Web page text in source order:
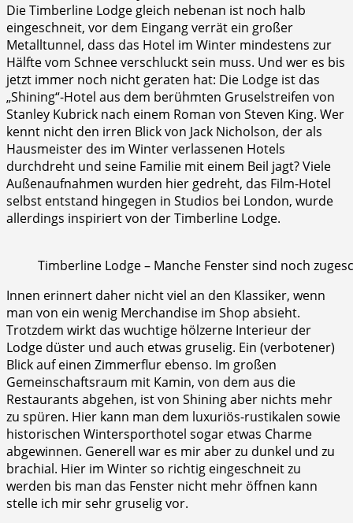
Die Timberline Lodge gleich nebenan ist noch halb
eingeschneit, vor dem Eingang verrät ein großer
Metalltunnel, dass das Hotel im Winter mindestens zur
Hälfte vom Schnee verschluckt sein muss. Und wer es bis
jetzt immer noch nicht geraten hat: Die Lodge ist das
„Shining“-Hotel aus dem berühmten Gruselstreifen von
Stanley Kubrick nach einem Roman von Steven King. Wer
kennt nicht den irren Blick von Jack Nicholson, der als
Hausmeister des im Winter verlassenen Hotels
durchdreht und seine Familie mit einem Beil jagt? Viele
Außenaufnahmen wurden hier gedreht, das Film-Hotel
selbst entstand hingegen in Studios bei London, wurde
allerdings inspiriert von der Timberline Lodge.
Timberline Lodge – Manche Fenster sind noch
Innen erinnert daher nicht viel an den Klassiker, wenn
man von ein wenig Merchandise im Shop absieht.
Trotzdem wirkt das wuchtige hölzerne Interieur der
Lodge düster und auch etwas gruselig. Ein (verbotener)
Blick auf einen Zimmerflur ebenso. Im großen
Gemeinschaftsraum mit Kamin, von dem aus die
Restaurants abgehen, ist von Shining aber nichts mehr
zu spüren. Hier kann man dem luxuriös-rustikalen sowie
historischen Wintersporthotel sogar etwas Charme
abgewinnen. Generell war es mir aber zu dunkel und zu
brachial. Hier im Winter so richtig eingeschneit zu
werden bis man das Fenster nicht mehr öffnen kann
stelle ich mir sehr gruselig vor.